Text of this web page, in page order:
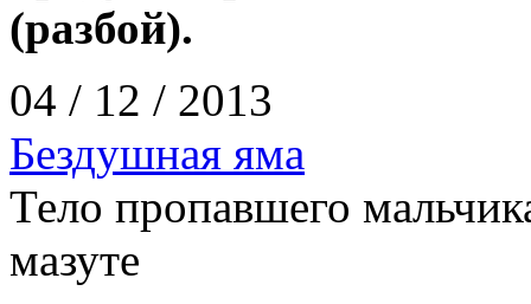
(разбой).
04 / 12 / 2013
Бездушная яма
Тело пропавшего
мазуте